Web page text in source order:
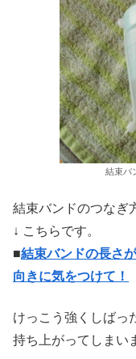
結束バ
結束バンドのつなぎ
↓ こちらです。
■結束バンドの長さ
向きに気をつけて！
けっこう強くしばっ
持ち上がってしまい